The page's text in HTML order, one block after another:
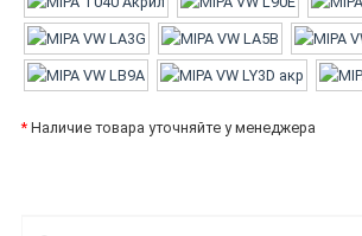
* Наличие товара уточняйте у менеджера